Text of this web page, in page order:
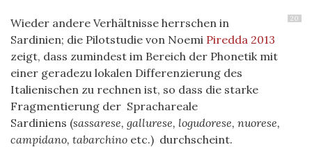
20
Wieder andere Verhältnisse herrschen in
Sardinien; die Pilotstudie von Noemi Piredda 2013
zeigt, dass zumindest im Bereich der Phonetik mit
einer geradezu lokalen Differenzierung des
Italienischen zu rechnen ist, so dass die starke
Fragmentierung der Sprachareale
Sardiniens (sassarese, gallurese, logudorese, nuorese,
campidano, tabarchino etc.) durchscheint.